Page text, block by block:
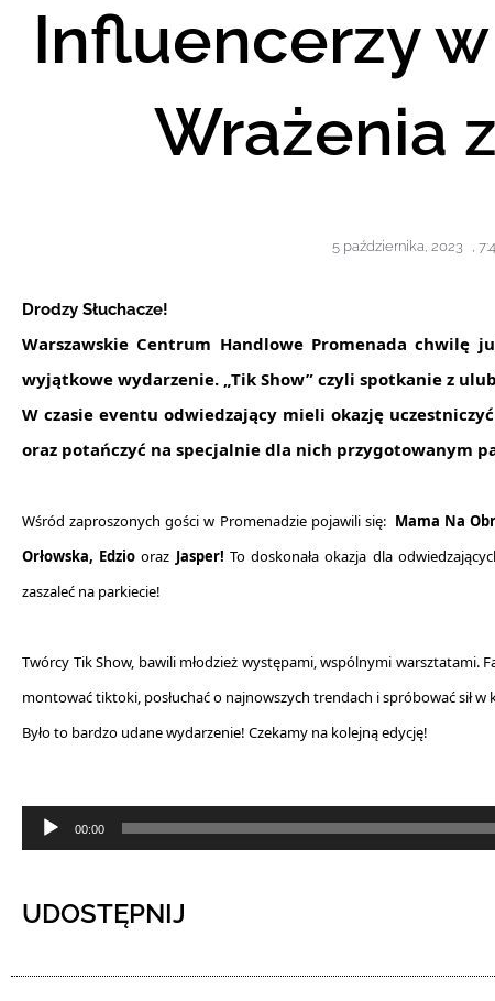
Influencerzy
Wrażenia
5 października, 2023 ,
Drodzy Słuchacze!
Warszawskie Centrum Handlowe Promenada chwilę
wyjątkowe wydarzenie. „Tik Show” czyli spotkanie z
W czasie eventu odwiedzający mieli okazję
oraz potańczyć na specjalnie dla nich przygotowanym
Wśród zaproszonych gości w Promenadzie pojawili się: Mama Na
Orłowska, Edzio oraz Jasper! To doskonała okazja dla
zaszaleć na parkiecie!
Twórcy Tik Show, bawili młodzież występami, wspólnymi warsztatami.
montować tiktoki, posłuchać o najnowszych trendach i spróbować sił w
Było to bardzo udane wydarzenie! Czekamy na kolejną edycję!
Odtwarzacz
plików
00:00
UDOSTĘPNIJ